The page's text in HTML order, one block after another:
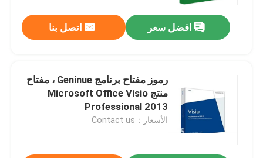
افضل سعر اتصل بنا
رموز مفتاح برنامج Geninue ، مفتاح
منتج Microsoft Office Visio
Professional 2013
الأسعار：Contact us